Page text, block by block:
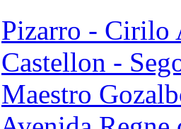
Pizarro - Cirilo
Castellon -
Maestro